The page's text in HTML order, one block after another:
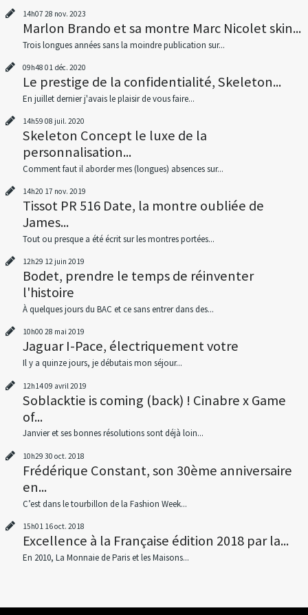
14h07 28 nov. 2023
Marlon Brando et sa montre Marc Nicolet skin...
Trois longues années sans la moindre publication sur...
09h48 01 déc. 2020
Le prestige de la confidentialité, Skeleton...
En juillet dernier j'avais le plaisir de vous faire...
14h59 08 juil. 2020
Skeleton Concept le luxe de la
personnalisation...
Comment faut il aborder mes (longues) absences sur...
14h20 17 nov. 2019
Tissot PR 516 Date, la montre oubliée de
James...
Tout ou presque a été écrit sur les montres portées...
12h29 12 juin 2019
Bodet, prendre le temps de réinventer
l'histoire
À quelques jours du BAC et ce sans entrer dans des...
10h00 28 mai 2019
Jaguar I-Pace, électriquement votre
Il y a quinze jours, je débutais mon séjour...
12h1409 avril 2019
Soblacktie is coming (back) ! Cinabre x Game
of...
Janvier et ses bonnes résolutions sont déjà loin...
10h29 30 oct. 2018
Frédérique Constant, son 30ème anniversaire
en...
C’est dans le tourbillon de la Fashion Week...
15h01 16oct. 2018
Excellence à la Française édition 2018 par la...
En 2010, La Monnaie de Paris et les Maisons...